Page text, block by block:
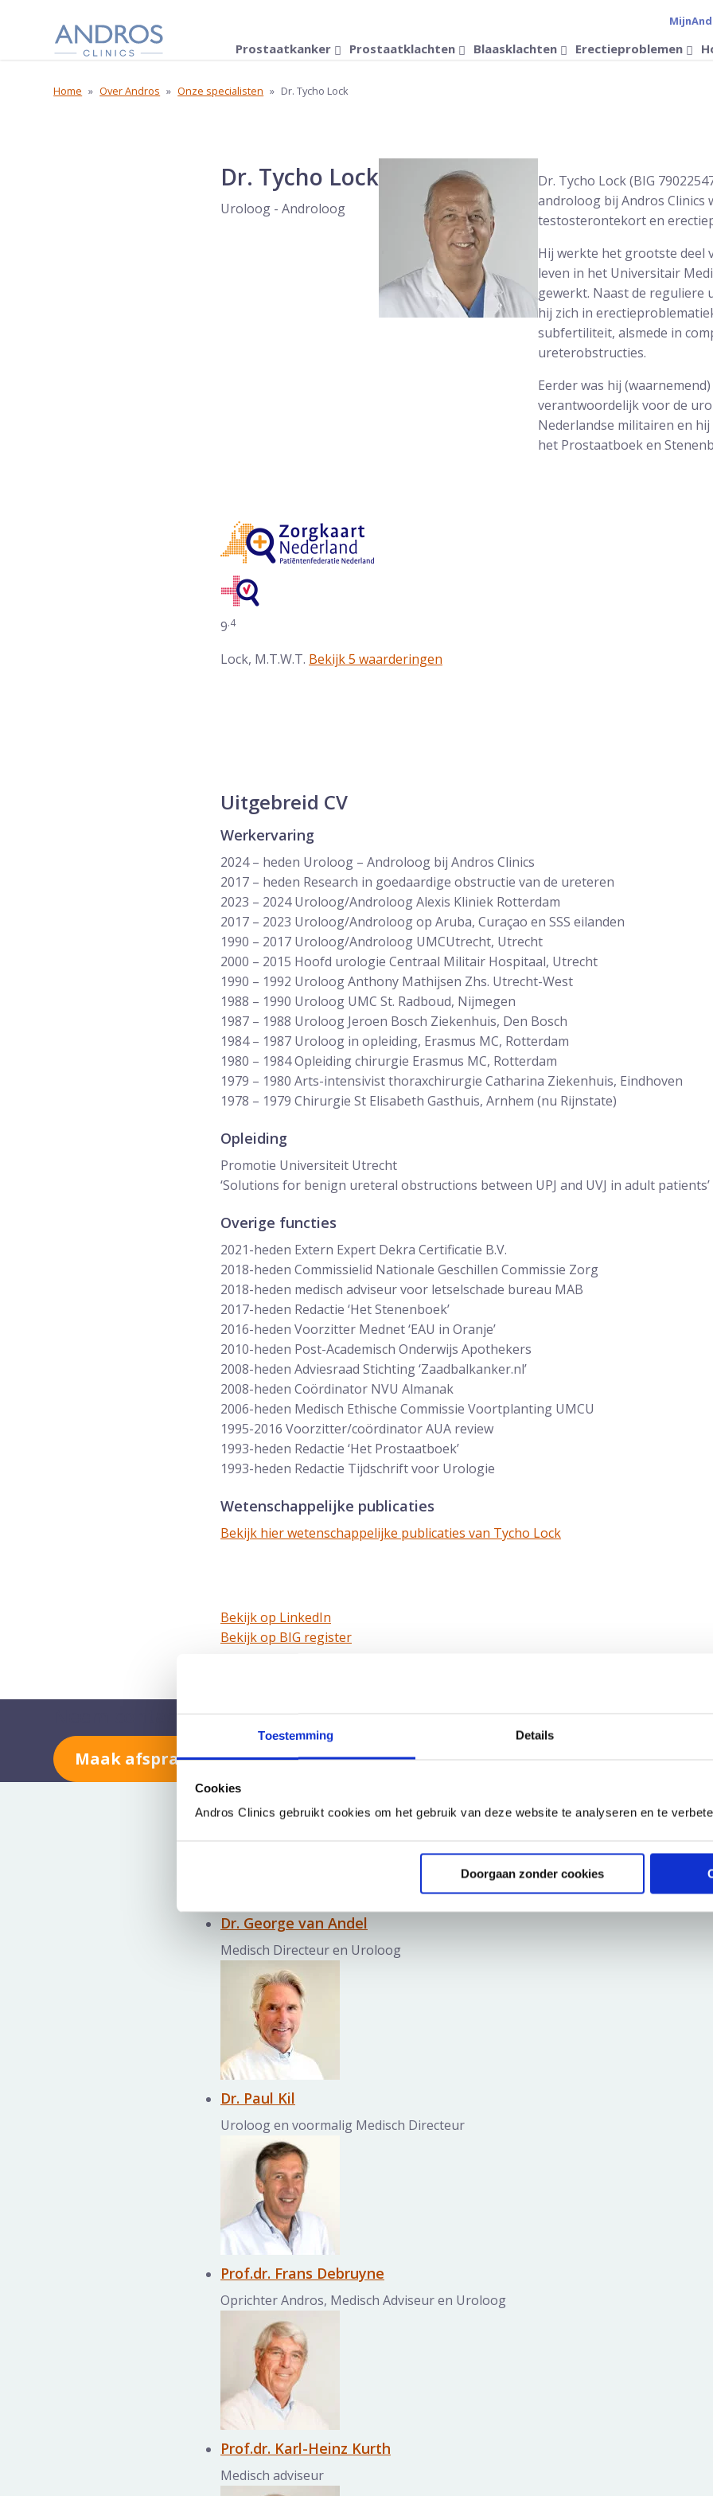
Toestemming Details
Cookies
Andros Clinics gebruikt cookies om het gebruik van deze website te analyseren en te
Doorgaan zonder cookies
Prostaatkanker Prostaatklachten Blaasklachten Erectieproblemen
Home » Over Andros » Onze specialisten » Dr. Tycho Lock
Dr. Tycho Lock
Uroloog - Androloog
Dr. Tycho Lock (BIG
androloog bij Andros Clinics
testosterontekort en
Hij werkte het grootste deel
leven in het Universitair
gewerkt. Naast de reguliere
hij zich in
subfertiliteit, alsmede in
ureterobstructies.
Eerder was hij
verantwoordelijk voor de
Nederlandse militairen en
het Prostaatboek en
Gemiddelde waarderingen op ZorgkaartNederland:
9.4
Lock, M.T.W.T. Bekijk 5 waarderingen
Uitgebreid CV
Werkervaring
2024 – heden Uroloog – Androloog bij Andros Clinics
2017 – heden Research in goedaardige obstructie van de ureteren
2023 – 2024 Uroloog/Androloog Alexis Kliniek Rotterdam
2017 – 2023 Uroloog/Androloog op Aruba, Curaçao en SSS eilanden
1990 – 2017 Uroloog/Androloog UMCUtrecht, Utrecht
2000 – 2015 Hoofd urologie Centraal Militair Hospitaal, Utrecht
1990 – 1992 Uroloog Anthony Mathijsen Zhs. Utrecht-West
1988 – 1990 Uroloog UMC St. Radboud, Nijmegen
1987 – 1988 Uroloog Jeroen Bosch Ziekenhuis, Den Bosch
1984 – 1987 Uroloog in opleiding, Erasmus MC, Rotterdam
1980 – 1984 Opleiding chirurgie Erasmus MC, Rotterdam
1979 – 1980 Arts-intensivist thoraxchirurgie Catharina Ziekenhuis, Eindhoven
1978 – 1979 Chirurgie St Elisabeth Gasthuis, Arnhem (nu Rijnstate)
Opleiding
Promotie Universiteit Utrecht
‘Solutions for benign ureteral obstructions between UPJ and UVJ in adult patients’
Overige functies
2021-heden Extern Expert Dekra Certificatie B.V.
2018-heden Commissielid Nationale Geschillen Commissie Zorg
2018-heden medisch adviseur voor letselschade bureau MAB
2017-heden Redactie ‘Het Stenenboek’
2016-heden Voorzitter Mednet ‘EAU in Oranje’
2010-heden Post-Academisch Onderwijs Apothekers
2008-heden Adviesraad Stichting ‘Zaadbalkanker.nl’
2008-heden Coördinator NVU Almanak
2006-heden Medisch Ethische Commissie Voortplanting UMCU
1995-2016 Voorzitter/coördinator AUA review
1993-heden Redactie ‘Het Prostaatboek’
1993-heden Redactie Tijdschrift voor Urologie
Wetenschappelijke publicaties
Bekijk hier wetenschappelijke publicaties van Tycho Lock
Bekijk op LinkedIn
Bekijk op BIG register
Neem contact met ons op
Maak afspraak
Onze specialisten
Dr. George van Andel
Medisch Directeur en Uroloog
Dr. Paul Kil
Uroloog en voormalig Medisch Directeur
Prof.dr. Frans Debruyne
Oprichter Andros, Medisch Adviseur en Uroloog
Prof.dr. Karl-Heinz Kurth
Medisch adviseur